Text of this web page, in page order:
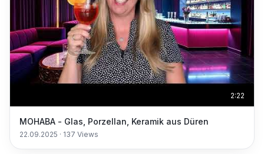
2:22
MOHABA - Glas, Porzellan, Keramik aus Düren
22.09.2025 · 137 Views